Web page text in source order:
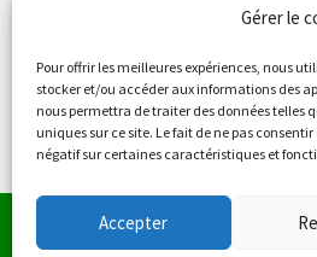
Gérer le
Pour offrir les meilleures expériences, nous
stocker et/ou accéder aux informations des
nous permettra de traiter des données telles
uniques sur ce site. Le fait de ne pas
négatif sur certaines caractéristiques et
Accepter
ÉCOLE DE
Raphaël Aboulker